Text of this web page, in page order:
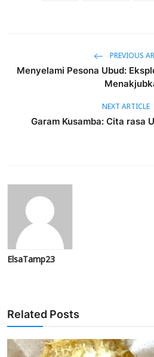
PREVIOUS
Menyelami Pesona Ubud:
NEXT ARTICLE
Garam Kusamba: Cita rasa
ElsaTamp23
Related Posts